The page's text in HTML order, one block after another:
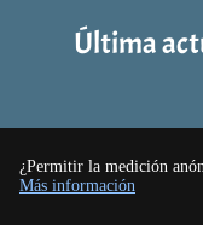
¿Permitir la medición
Más información
Última